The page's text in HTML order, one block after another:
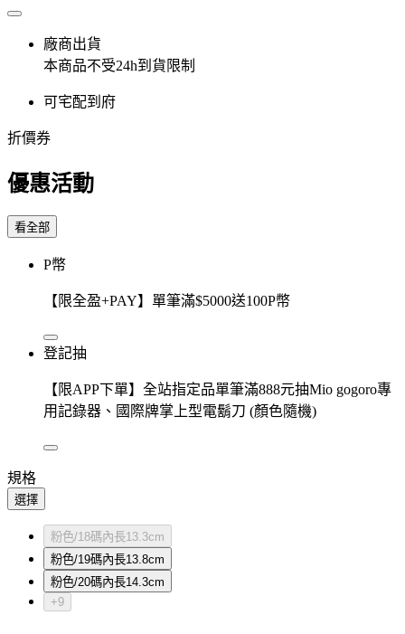
廠商出貨
本商品不受24h到貨限制
可宅配到府
折價券
優惠活動
看全部
P幣
【限全盈+PAY】單筆滿$5000送100P幣
登記抽
【限APP下單】全站指定品單筆滿888元抽Mio gogoro專
用記錄器、國際牌掌上型電鬍刀 (顏色隨機)
規格
選擇
粉色/18碼內長13.3cm
粉色/19碼內長13.8cm
粉色/20碼內長14.3cm
+9